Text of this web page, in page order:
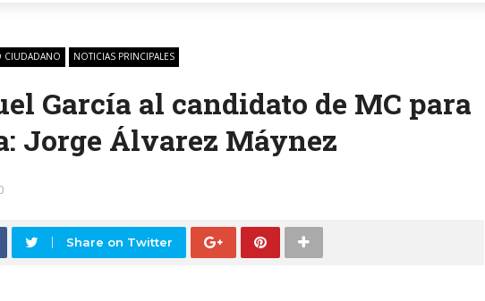
CIUDADANO NOTICIAS PRINCIPALES
García al candidato de MC para
Jorge Álvarez Máynez
Share on Twitter